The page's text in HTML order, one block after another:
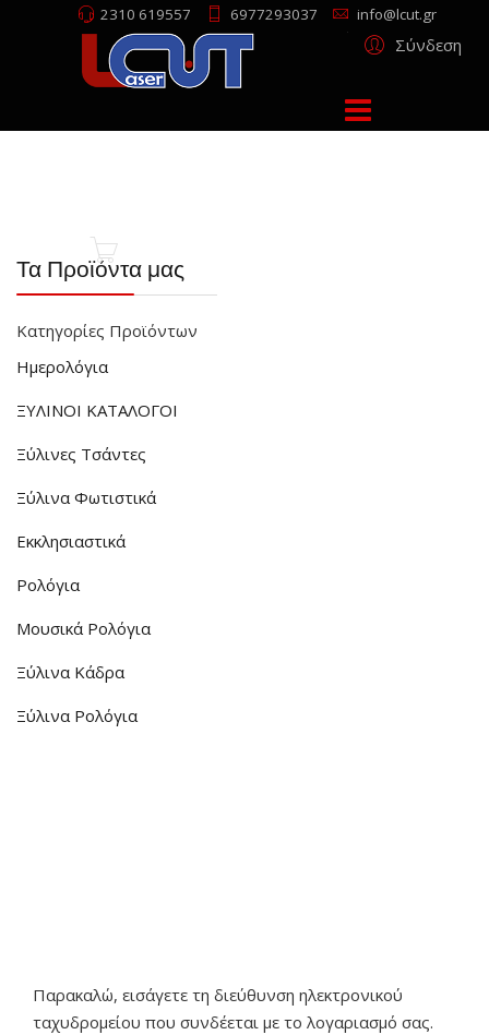
2310 619557 6977293037 info@lcut.gr
Σύνδεση
Τα Προϊόντα μας
Κατηγορίες Προϊόντων
Ημερολόγια
ΞΥΛΙΝΟΙ ΚΑΤΑΛΟΓΟΙ
Ξύλινες Τσάντες
Ξύλινα Φωτιστικά
Εκκλησιαστικά
Ρολόγια
Μουσικά Ρολόγια
Ξύλινα Κάδρα
Ξύλινα Ρολόγια
Παρακαλώ, εισάγετε τη διεύθυνση ηλεκτρονικού
ταχυδρομείου που συνδέεται με το λογαριασμό σας.